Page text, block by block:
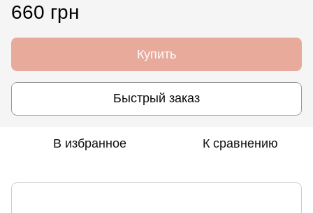
660 грн
Купить
Быстрый заказ
В избранное К сравнению